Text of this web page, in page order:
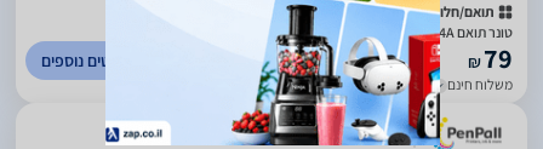
תואם/חלופי
‏טונר תואם HP 44A CF244A שחור
₪79
משלוח חינם עד 5 ימי עסקים
לפרטים נוספים
5
83
)